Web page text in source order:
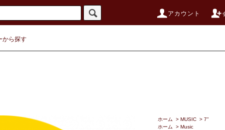
アカウント
から探す
ホーム > MUSIC > 7"
ホーム
> Music